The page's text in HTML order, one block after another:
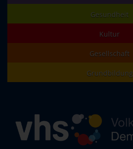
Gesundheit
Kultur
Gesellschaft
Grundbildung